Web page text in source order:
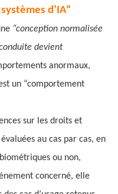
d’IA”
“conception normalisée
devient
anormaux,
un “comportement
sur les droits et
au cas par cas, en
ou non,
concerné, elle